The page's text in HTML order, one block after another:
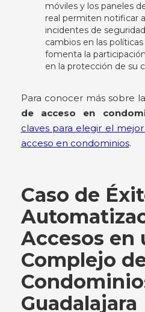
móviles y los paneles
real permiten notificar
incidentes de
cambios en las
fomenta la
en la protección de su
Para conocer más sobre
de acceso en
claves para elegir el
acceso en condominios.
Caso de
Accesos en
Complejo
Guadalajara